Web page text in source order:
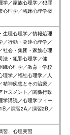
学／家族心理学／犯罪
心理学／臨床心理学概
生理心理学／情報処理
／行動・発達心理学／
社会・集団・家族心理
法・犯罪心理学／健
織心理学／教育・学校
理学／福祉心理学／人
精神疾患とその治療／
セスメント／関係行政
学講読／心理学フィー
／演習2A／演習2B／
習、心理実習